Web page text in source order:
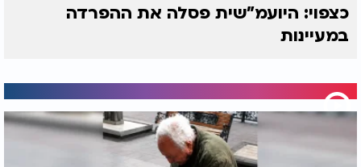
כצפוי: היועמ"שית פסלה את ההפרדה
במעיינות